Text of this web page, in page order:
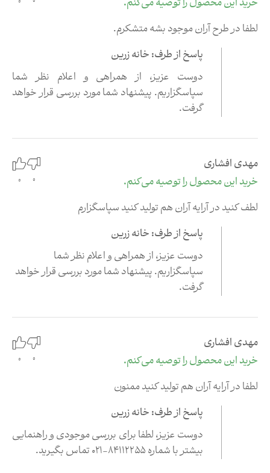
لطفا در طرح آران موجود بشه متشکرم.
پاسخ از طرف: خانه زرین
دوست عزیز،‌ از همراهی و اعلام نظر شما
سپاسگزاریم. پیشنهاد شما مورد بررسی قرار خواهد
گرفت.
مهدی افشاری
خرید این محصول را توصیه می‌کنم.
0
0
لطف کنید در آرایه آران هم تولید کنید سپاسگزارم
پاسخ از طرف: خانه زرین
دوست عزیز،‌ از همراهی و اعلام نظر شما
سپاسگزاریم.پیشنهاد شما مورد بررسی قرار خواهد
گرفت.
مهدی افشاری
خرید این محصول را توصیه می‌کنم.
0
0
لطفا در آرایه آران هم تولید کنید ممنون
پاسخ از طرف: خانه زرین
دوست عزیز، لطفا برای بررسی موجودی و راهنمایی
بیشتر با شماره
تماس بگیرید.